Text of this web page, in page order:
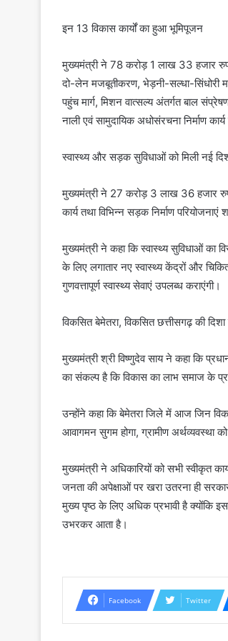
इन 13 विकास कार्यों का हुआ भूमिपूजन
मुख्यमंत्री ने 78 करोड़ 1 लाख 33 हजार
दो-लेन मजबूतीकरण, भेड़नी-सल्धा-सिंधोरी
पहुंच मार्ग, मिशन वात्सल्य अंतर्गत बाल
नाली एवं सामुदायिक अधोसंरचना निर्माण
स्वास्थ्य और सड़क सुविधाओं को मिली नई
मुख्यमंत्री ने 27 करोड़ 3 लाख 36 हजार रुपये
कार्य तथा विभिन्न सड़क निर्माण परियोजनाएं
मुख्यमंत्री ने कहा कि स्वास्थ्य सुविधाओं का
के लिए लगातार नए स्वास्थ्य केंद्रों और
गुणवत्तापूर्ण स्वास्थ्य सेवाएं उपलब्ध कराएंगी।
विकसित बेमेतरा, विकसित छत्तीसगढ़ की
मुख्यमंत्री श्री विष्णुदेव साय ने कहा कि
का संकल्प है कि विकास का लाभ समाज के
उन्होंने कहा कि बेमेतरा जिले में आज जिन
आवागमन सुगम होगा, ग्रामीण अर्थव्यवस्था
मुख्यमंत्री ने अधिकारियों को सभी स्वीकृत
जनता की अपेक्षाओं पर खरा उतरना ही
मुख्य पृष्ठ के लिए अधिक प्रभावी है क्योंकि
उभरकर आता है।
Facebook Twitter